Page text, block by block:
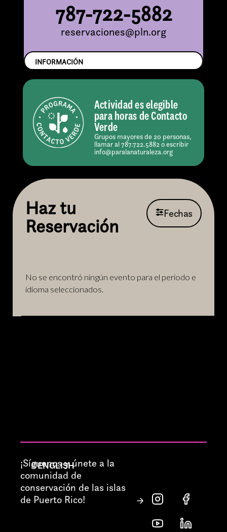
787-722-5882
reservaciones@pln.org
INFORMACIÓN
Actividad es elegible
para horas de Contacto
Verde
Grupos mayores de 20 personas,
llamar al 787.722.5882 o escribir
info@paralanaturaleza.org
Haz tu
Reservación
Fechas
No se encontró ningún evento para el período e
idioma seleccionados.
ENGLISH
¡Síguenos y únete a la
comunidad de
conservación de las islas
de Puerto Rico!